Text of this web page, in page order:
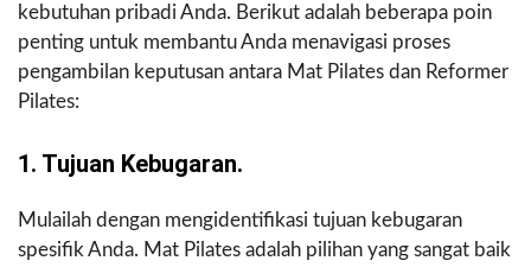
kebutuhan pribadi Anda. Berikut adalah beberapa poin
penting untuk membantu Anda menavigasi proses
pengambilan keputusan antara Mat Pilates dan Reformer
Pilates:
1. Tujuan Kebugaran.
Mulailah dengan mengidentifikasi tujuan kebugaran
spesifik Anda. Mat Pilates adalah pilihan yang sangat baik